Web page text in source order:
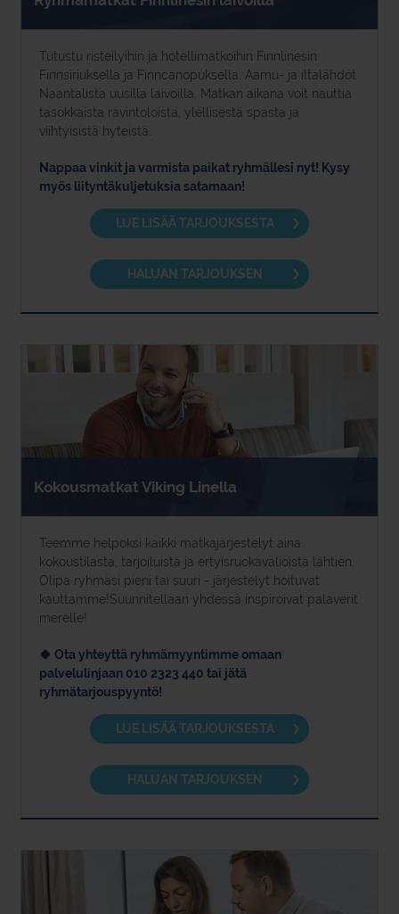
Tutustu risteilyihin ja hotellimatkoihin Finnlinesin
Finnsiriuksella ja Finncanopuksella. Aamu- ja iltalähdöt
Naantalista uusilla laivoilla. Matkan aikana voit nauttia
tasokkaista ravintoloista, ylellisestä spasta ja
viihtyisistä hyteistä.
Nappaa vinkit ja varmista paikat ryhmällesi nyt! Kysy
myös liityntäkuljetuksia satamaan!
LUE LISÄÄ TARJOUKSESTA
HALUAN TARJOUKSEN
Kokousmatkat Viking Linella
Teemme helpoksi kaikki matkajärjestelyt aina
kokoustilasta, tarjoiluista ja ertyisruokavalioista lähtien.
Olipa ryhmäsi pieni tai suuri - järjestelyt hoituvat
kauttamme!Suunnitellaan yhdessä inspiroivat palaverit
merelle!
🍀 Ota yhteyttä ryhmämyyntimme omaan
palvelulinjaan 010 2323 440 tai jätä
ryhmätarjouspyyntö!
LUE LISÄÄ TARJOUKSESTA
HALUAN TARJOUKSEN